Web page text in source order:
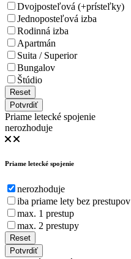
Dvojposteľová (+prísteľky)
Jednoposteľová izba
Rodinná izba
Apartmán
Suita / Superior
Bungalov
Štúdio
Reset
Potvrdiť
Priame letecké spojenie
nerozhoduje
Priame letecké spojenie
nerozhoduje
iba priame lety bez prestupov
max. 1 prestup
max. 2 prestupy
Reset
Potvrdiť